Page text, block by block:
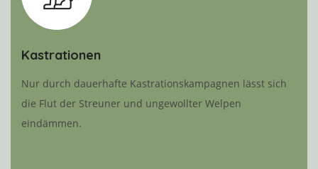
Kastrationen
Nur durch dauerhafte Kastrationskampagnen lässt sich
die Flut der Streuner und ungewollter Welpen
eindämmen.